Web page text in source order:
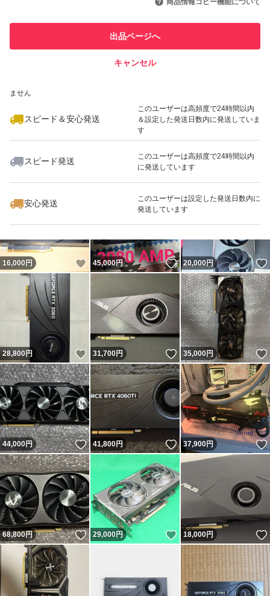
での取引実績があります
ません
スピード＆安心発送
このユーザーは高頻度で24時間以内
＆設定した発送日数内に発送していま
す
スピード発送
このユーザーは高頻度で24時間以内
に発送しています
安心発送
このユーザーは設定した発送日数内に
発送しています
商品情報コピー機能について
出品ページへ
キャンセル
いいね！
18,000
16,000円 いいね！
45,000円 いいね！
20,000円
28,800円 いいね！
31,700円 いいね！
35,000円
44,000円 いいね！
41,800円 いいね！
37,900円
68,800円 いいね！
29,000円 いいね！
18,000円